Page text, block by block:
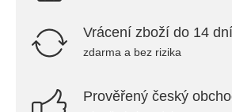
Vrácení zboží do 14 dní
zdarma a bez rizika
Prověřený český